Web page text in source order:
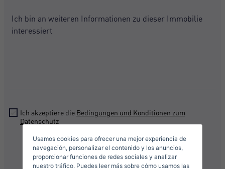
Ich akzeptiere die Bedingungen und Konditionen zum
Datenschutz
Senden
Descargar Expose
Crear una cuenta
Email*
Verkaufen Sie Ihre Immobilie
Usamos cookies para ofrecer una mejor experiencia de
navegación, personalizar el contenido y los anuncios,
proporcionar funciones de redes sociales y analizar
nuestro tráfico. Puedes leer más sobre cómo usamos las